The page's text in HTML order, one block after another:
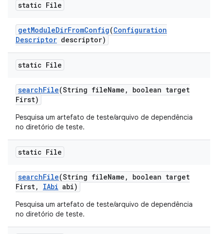
static File
getModuleDirFromConfig(Configuration
Descriptor descriptor)
static File
searchFile(String fileName ,
boolean target
First)
Pesquisa um artefato de teste/arquivo de dependência
no diretório de teste.
static File
searchFile(String fileName ,
boolean target
First, IAbi abi)
Pesquisa um artefato de teste/arquivo de dependência
no diretório de teste.